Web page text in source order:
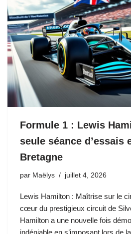
Formule 1 : Lewis
seule séance d’essais
Bretagne
par Maëlys juillet 4, 2026
Lewis Hamilton : Maîtrise sur le
cœur du prestigieux circuit de
Hamilton a une nouvelle fois
indéniable en s’imposant lors de